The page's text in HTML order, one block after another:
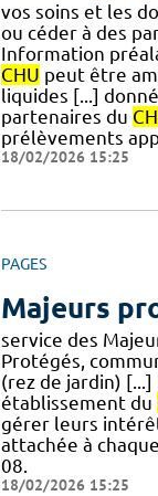
vos soins et les
ou céder à des
Information
CHU peut être
liquides [...]
partenaires du
prélèvements
18/02/2026 15:25
PAGES
Majeurs
service des
Protégés,
(rez de jardin)
établissement du
gérer leurs
attachée à
08.
18/02/2026 15:25